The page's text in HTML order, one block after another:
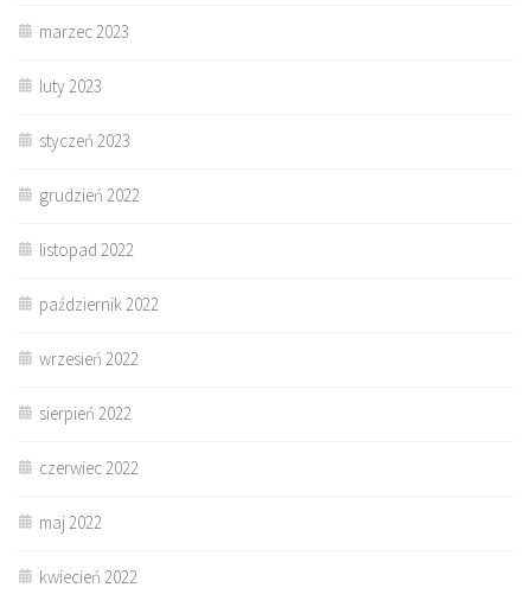
marzec 2023
luty 2023
styczeń 2023
grudzień 2022
listopad 2022
październik 2022
wrzesień 2022
sierpień 2022
czerwiec 2022
maj 2022
kwiecień 2022